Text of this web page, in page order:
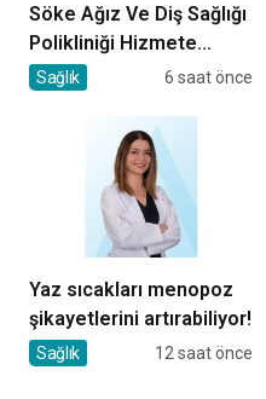
Söke Ağız Ve Diş Sağlığı
Polikliniği Hizmete
Başladı
Sağlık 6 saat önce
Yaz sıcakları menopoz
şikayetlerini artırabiliyor!
Sağlık 12 saat önce